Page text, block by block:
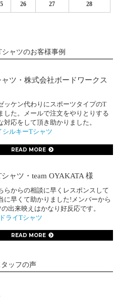
26 27 28
ャツのお客様事例
ツ・株式会社ボードワークス
ッケン代わりにスポーツタイプのT
した。メールで注文をやりとりする
対応をして頂き助かりました。
シルキーTシャツ
READ MORE
ャツ・team OYAKATA 様
らからの相談に早くレスポンスして
に早くて助かりました!メンバーから
出来映えはかなり好反応です。
ライTシャツ
READ MORE
タッフの声